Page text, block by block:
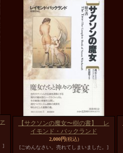
]
【サクソンの魔女〜樹の書】 レ
イモンド・バックランド
2,000円(税込)
[ごめんなさい。売れてしまいました。]